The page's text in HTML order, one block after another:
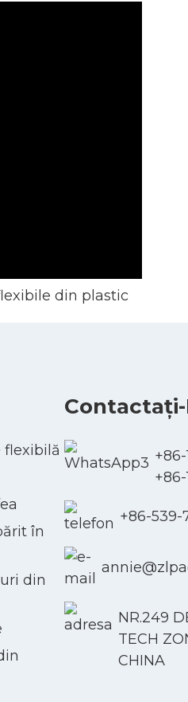
din plastic
flexibilă
în
din
+86-539-
NR.249
TECH
CHINA